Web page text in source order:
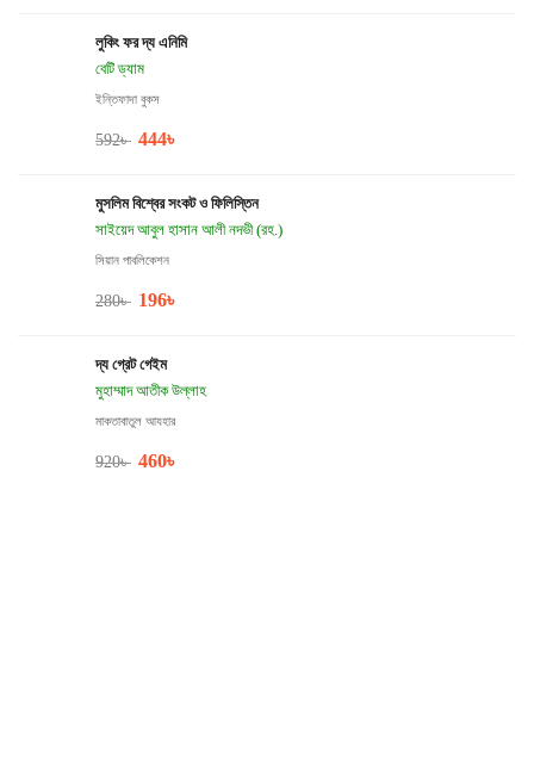
লুকিং ফর দ্য এনিমি
বেটি ড্যাম
ইন্তিফাদা বুকস
592৳ 444৳
মুসলিম বিশ্বের সংকট ও ফিলিস্তিন
সাইয়েদ আবুল হাসান আলী নদভী (রহ.)
সিয়ান পাবলিকেশন
280৳ 196৳
দ্য গ্রেট গেইম
মুহাম্মাদ আতীক উল্লাহ
মাকতাবাতুল আযহার
920৳ 460৳